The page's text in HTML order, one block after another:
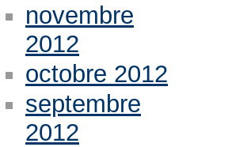
novembre
2012
octobre 2012
septembre
2012